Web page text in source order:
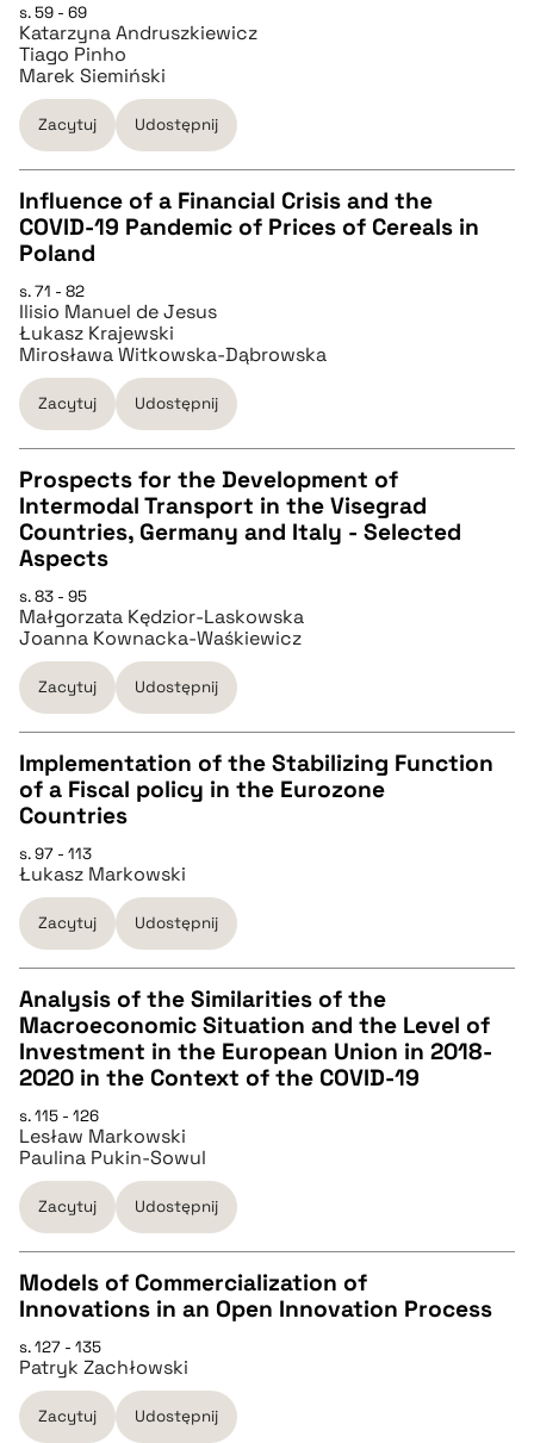
pobierz cytat
BIBTEX
pobierz cytat
s. 59 - 69
Katarzyna Andruszkiewicz
Tiago Pinho
Marek Siemiński
Zacytuj Udostępnij
CZYSTY TEKST
pobierz cytat
BIBTEX
pobierz cytat
Influence of a Financial Crisis and the
COVID-19 Pandemic of Prices of Cereals in
Poland
s. 71 - 82
Ilisio Manuel de Jesus
Łukasz Krajewski
Mirosława Witkowska-Dąbrowska
Zacytuj Udostępnij
CZYSTY TEKST
pobierz cytat
BIBTEX
pobierz cytat
Prospects for the Development of
Intermodal Transport in the Visegrad
Countries, Germany and Italy - Selected
Aspects
s. 83 - 95
Małgorzata Kędzior-Laskowska
Joanna Kownacka-Waśkiewicz
Zacytuj Udostępnij
CZYSTY TEKST
pobierz cytat
BIBTEX
pobierz cytat
Implementation of the Stabilizing Function
of a Fiscal policy in the Eurozone
Countries
s. 97 - 113
Łukasz Markowski
Zacytuj Udostępnij
CZYSTY TEKST
pobierz cytat
BIBTEX
pobierz cytat
Analysis of the Similarities of the
Macroeconomic Situation and the Level of
Investment in the European Union in 2018-
2020 in the Context of the COVID-19
s. 115 - 126
Lesław Markowski
Paulina Pukin-Sowul
Zacytuj Udostępnij
pobierz cytat
Models of Commercialization of
Innovations in an Open Innovation Process
s. 127 - 135
Patryk Zachłowski
Zacytuj Udostępnij